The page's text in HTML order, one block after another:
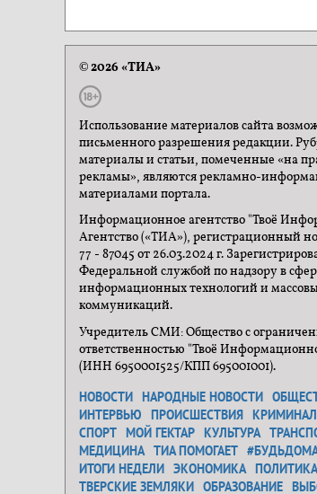
© 2026 «ТИА»
Использование материалов сайта
письменного разрешения редакции.
материалы и статьи, помеченные «на
рекламы», являются рекламно-
материалами портала.
Информационное агентство "Твоё
Агентство («ТИА»), регистрационный
77 - 87045 от 26.03.2024 г.
Федеральной службой по надзору в
информационных технологий и
коммуникаций.
Учредитель СМИ: Общество с
ответственностью "Твоё
(ИНН 6950001525/КПП 695001001).
НОВОСТИ НАРОДНЫЕ НОВОСТИ
ИНТЕРВЬЮ
ПРОИСШЕСТВИЯ КРИМИНАЛ
СПОРТ МОЙ ГЕКТАР КУЛЬТУРА
МЕДИЦИНА ТИА ПОМОГАЕТ
ИТОГИ НЕДЕЛИ ЭКОНОМИКА ПОЛИТИКА
ТВЕРСКИЕ ЗЕМЛЯКИ ОБРАЗОВАНИЕ